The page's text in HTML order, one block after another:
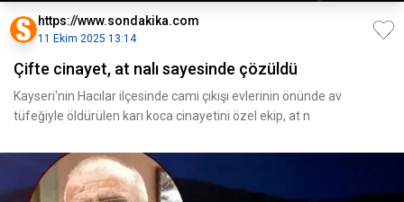
https://www.sondakika.com
11 Ekim 2025 13:14
Çifte cinayet, at nalı sayesinde çözüldü
Kayseri'nin Hacılar ilçesinde cami çıkışı evlerinin önünde av
tüfeğiyle öldürülen karı koca cinayetini özel ekip, at n